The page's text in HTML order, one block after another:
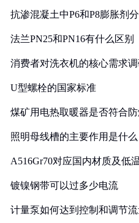
抗渗混凝土中P6和P8膨胀剂
法兰PN25和PN16有什么区别
消费者对洗衣机的核心需求
U型螺栓的国家标准
煤矿用电热取暖器是否符合
照明母线槽的主要作用是什么
A516Gr70对应国内材质及低
镀镍钢带可以过多少电流
计量泵如何达到控制和调节